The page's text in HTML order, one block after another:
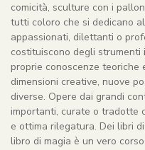
comicità, sculture con i
tutti coloro che si dedicano
appassionati, dilettanti o
costituiscono degli
proprie conoscenze teoriche
dimensioni creative, nuove
diverse. Opere dai grandi
importanti, curate o tradotte
e ottima rilegatura. Dei libri
libro di magia è un vero